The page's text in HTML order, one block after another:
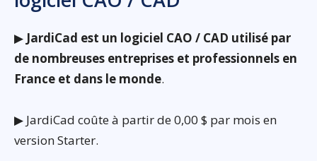
▶ JardiCad est un logiciel CAO / CAD utilisé par
de nombreuses entreprises et professionnels en
France et dans le monde.
▶ JardiCad coûte à partir de 0,00 $ par mois en
version Starter.